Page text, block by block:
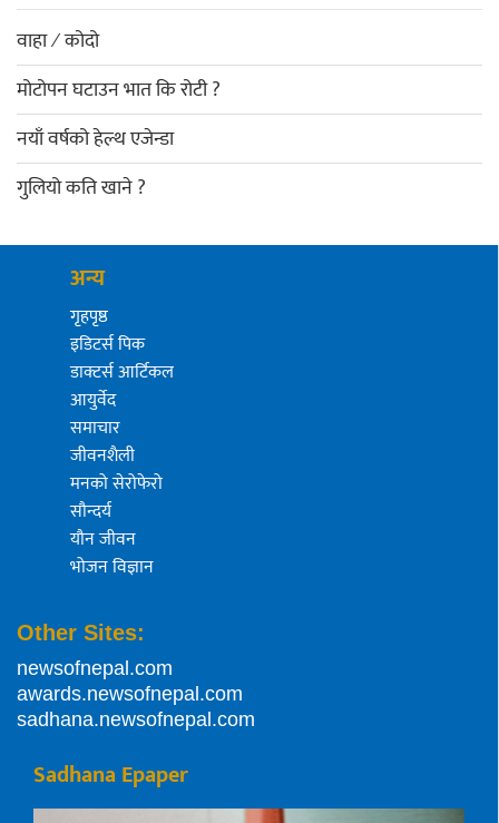
वाहा ⁄ कोदो
मोटोपन घटाउन भात कि रोटी ?
नयाँ वर्षको हेल्थ एजेन्डा
गुलियो कति खाने ?
अन्य
गृहपृष्ठ
इडिटर्स पिक
डाक्टर्स आर्टिकल
आयुर्वेद
समाचार
जीवनशैली
मनको सेरोफेरो
सौन्दर्य
यौन जीवन
भोजन विज्ञान
Other Sites:
newsofnepal.com
awards.newsofnepal.com
sadhana.newsofnepal.com
Sadhana Epaper